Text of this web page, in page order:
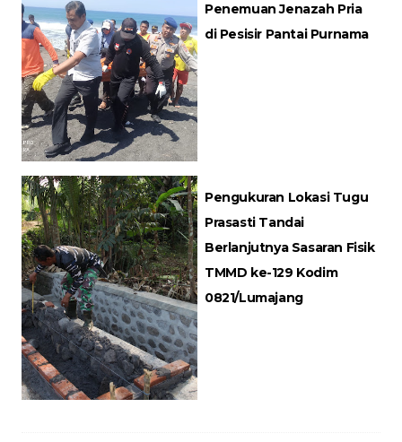
Penemuan Jenazah Pria
di Pesisir Pantai Purnama
Pengukuran Lokasi Tugu
Prasasti Tandai
Berlanjutnya Sasaran Fisik
TMMD ke-129 Kodim
0821/Lumajang